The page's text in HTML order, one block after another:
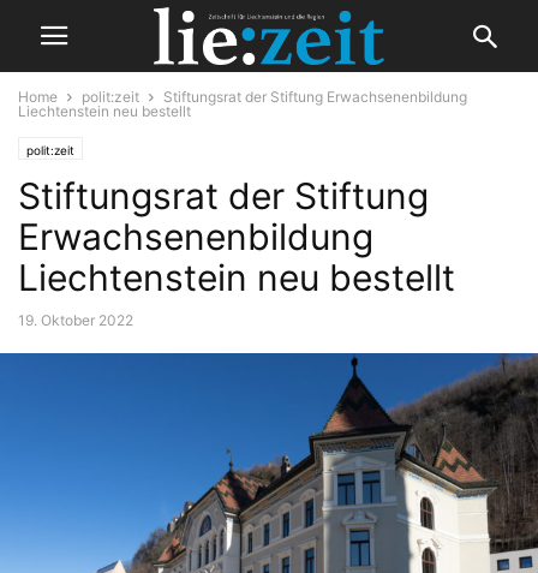
Home polit:zeit
Stiftungsrat der Stiftung Erwachsenenbildung
Liechtenstein neu bestellt
polit:zeit
Stiftungsrat der Stiftung
Erwachsenenbildung
Liechtenstein neu bestellt
19. Oktober 2022